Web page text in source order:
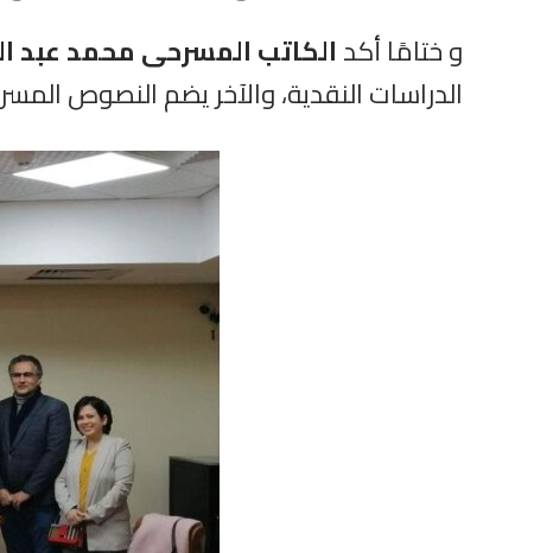
و ختامًا أكدالكاتب المسرحى محمد عبد
الدراسات النقدية، والآخر يضم النصوص